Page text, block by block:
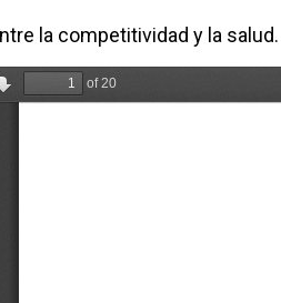
a los detalles del artículo
la competitividad y la